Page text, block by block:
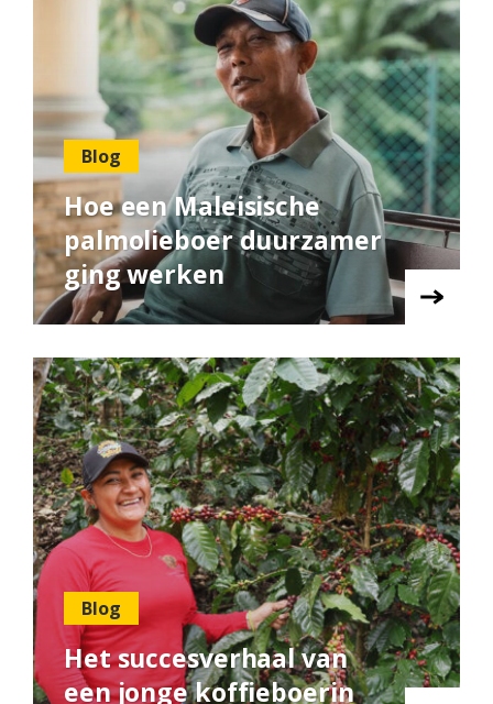
Blog
Hoe een Maleisische
palmolieboer duurzamer
ging werken
Blog
Het succesverhaal van
een jonge koffieboerin